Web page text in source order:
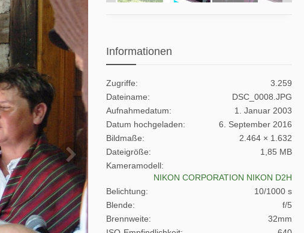
Informationen
Zugriffe
3.259
Dateiname
DSC_0008.JPG
Aufnahmedatum
1. Januar 2003
Datum hochgeladen
6. September 2016
Bildmaße
2.464 × 1.632
Dateigröße
1,85 MB
Kameramodell
NIKON CORPORATION NIKON D2H
Belichtung
10/1000 s
Blende
f/5
Brennweite
32mm